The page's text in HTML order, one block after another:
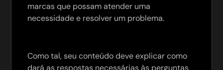
marcas que possam atender uma
necessidade e resolver um problema.
Como tal, seu conteúdo deve explicar como